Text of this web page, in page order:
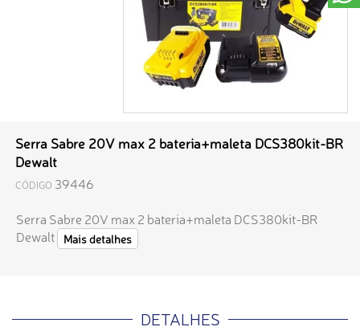
Serra Sabre 20V max 2 bateria+maleta DCS380kit-BR
Dewalt
CÓDIGO 39446
Serra Sabre 20V max 2 bateria+maleta DCS380kit-BR
Dewalt
Mais detalhes
DETALHES